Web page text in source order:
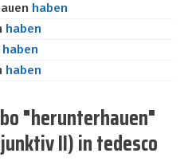
haben
haben
haben
haben
"herunterhauen"
II) in tedesco